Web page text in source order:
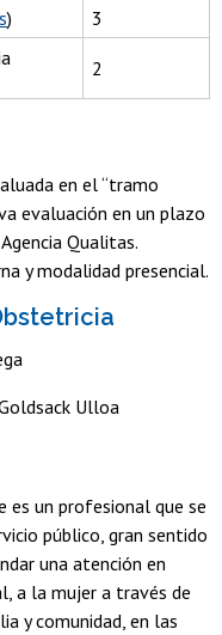
)
3
2
en el “tramo
evaluación en un plazo
Qualitas.
y modalidad presencial.
Ulloa
es un profesional que se
público, gran sentido
una atención en
a la mujer a través de
y comunidad, en las